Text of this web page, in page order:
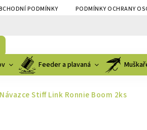
PODMÍNKY PODMÍNKY OCHRANY
Feeder a plavaná
Stiff Link Ronnie Boom 2ks